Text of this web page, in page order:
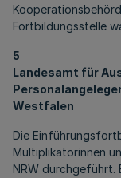
Fortbildungsstelle
5
Landesamt für
Westfalen
Die
Multiplikatorinnen
NRW durchgeführt.